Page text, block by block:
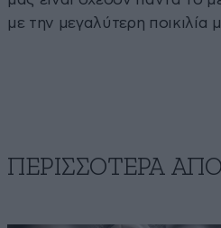
με την μεγαλύτερη ποικιλία
ΠΕΡΙΣΣΟΤΕΡΑ